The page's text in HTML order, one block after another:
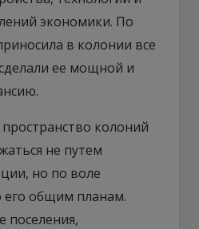
экономики. По
в колонии все
ее мощной и
колоний
не путем
но по воле
его общим планам.
поселения,